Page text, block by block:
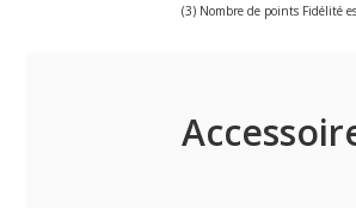
(3) Nombre de points Fidélité